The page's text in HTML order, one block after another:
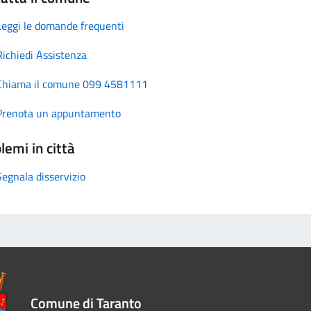
le domande frequenti
Assistenza
il comune 099 4581111
un appuntamento
in città
disservizio
Comune di Taranto